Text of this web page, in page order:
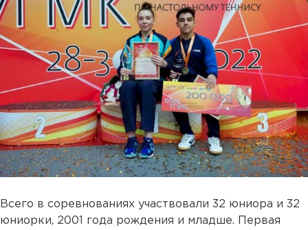
Всего в соревнованиях участвовали 32 юниора и 32
юниорки, 2001 года рождения и младше. Первая